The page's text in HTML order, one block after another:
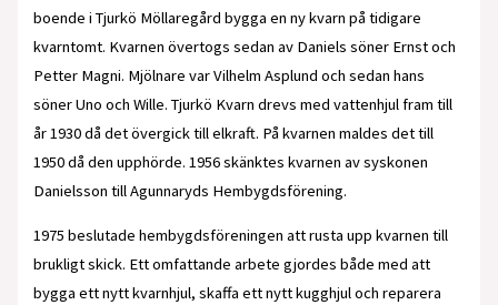
boende i Tjurkö Möllaregård bygga en ny kvarn på tidigare
kvarntomt. Kvarnen övertogs sedan av Daniels söner Ernst och
Petter Magni. Mjölnare var Vilhelm Asplund och sedan hans
söner Uno och Wille. Tjurkö Kvarn drevs med vattenhjul fram till
år 1930 då det övergick till elkraft. På kvarnen maldes det till
1950 då den upphörde. 1956 skänktes kvarnen av syskonen
Danielsson till Agunnaryds Hembygdsförening.
1975 beslutade hembygdsföreningen att rusta upp kvarnen till
brukligt skick. Ett omfattande arbete gjordes både med att
bygga ett nytt kvarnhjul, skaffa ett nytt kugghjul och reparera